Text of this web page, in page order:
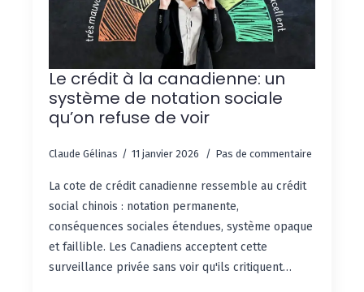
Le crédit à la canadienne: un
système de notation sociale
qu’on refuse de voir
Claude Gélinas 11 janvier 2026 Pas de commentaire
La cote de crédit canadienne ressemble au crédit
social chinois : notation permanente,
conséquences sociales étendues, système opaque
et faillible. Les Canadiens acceptent cette
surveillance privée sans voir qu'ils critiquent…